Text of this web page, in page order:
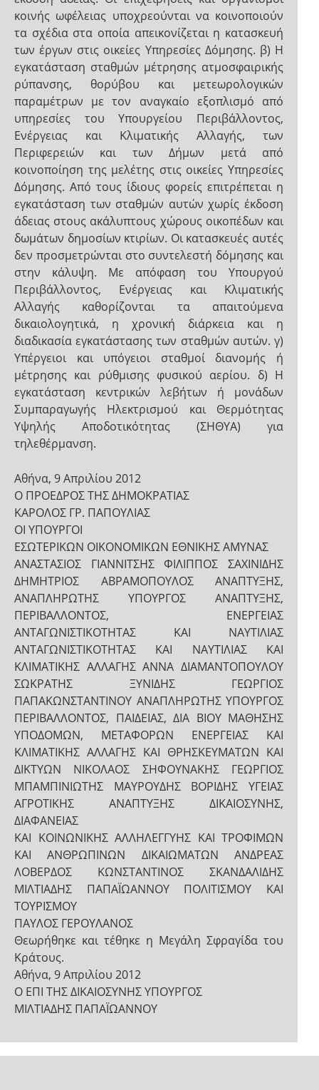
κοινής ωφέλειας υποχρεούνται να κοινοποιούν
τα σχέδια στα οποία απεικονίζεται η κατασκευή
των έργων στις οικείες Υπηρεσίες Δόμησης. β) Η
εγκατάσταση σταθμών μέτρησης ατμοσφαιρικής
ρύπανσης, θορύβου και μετεωρολογικών
παραμέτρων με τον αναγκαίο εξοπλισμό από
υπηρεσίες του Υπουργείου Περιβάλλοντος,
Ενέργειας και Κλιματικής Αλλαγής, των
Περιφερειών και των Δήμων μετά από
κοινοποίηση της μελέτης στις οικείες Υπηρεσίες
Δόμησης. Από τους ίδιους φορείς επιτρέπεται η
εγκατάσταση των σταθμών αυτών χωρίς έκδοση
άδειας στους ακάλυπτους χώρους οικοπέδων και
δωμάτων δημοσίων κτιρίων. Οι κατασκευές αυτές
δεν προσμετρώνται στο συντελεστή δόμησης και
στην κάλυψη. Με απόφαση του Υπουργού
Περιβάλλοντος, Ενέργειας και Κλιματικής
Αλλαγής καθορίζονται τα απαιτούμενα
δικαιολογητικά, η χρονική διάρκεια και η
διαδικασία εγκατάστασης των σταθμών αυτών. γ)
Υπέργειοι και υπόγειοι σταθμοί διανομής ή
μέτρησης και ρύθμισης φυσικού αερίου. δ) Η
εγκατάσταση κεντρικών λεβήτων ή μονάδων
Συμπαραγωγής Ηλεκτρισμού και Θερμότητας
Υψηλής Αποδοτικότητας (ΣΗΘΥΑ) για
τηλεθέρμανση.
Αθήνα, 9 Απριλίου 2012
Ο ΠΡΟΕΔΡΟΣ ΤΗΣ ΔΗΜΟΚΡΑΤΙΑΣ
ΚΑΡΟΛΟΣ ΓΡ. ΠΑΠΟΥΛΙΑΣ
ΟΙ ΥΠΟΥΡΓΟΙ
ΕΣΩΤΕΡΙΚΩΝ ΟΙΚΟΝΟΜΙΚΩΝ ΕΘΝΙΚΗΣ ΑΜΥΝΑΣ
ΑΝΑΣΤΑΣΙΟΣ ΓΙΑΝΝΙΤΣΗΣ ΦΙΛΙΠΠΟΣ ΣΑΧΙΝΙΔΗΣ
ΔΗΜΗΤΡΙΟΣ ΑΒΡΑΜΟΠΟΥΛΟΣ ΑΝΑΠΤΥΞΗΣ,
ΑΝΑΠΛΗΡΩΤΗΣ ΥΠΟΥΡΓΟΣ ΑΝΑΠΤΥΞΗΣ,
ΠΕΡΙΒΑΛΛΟΝΤΟΣ, ΕΝΕΡΓΕΙΑΣ
ΑΝΤΑΓΩΝΙΣΤΙΚΟΤΗΤΑΣ ΚΑΙ ΝΑΥΤΙΛΙΑΣ
ΑΝΤΑΓΩΝΙΣΤΙΚΟΤΗΤΑΣ ΚΑΙ ΝΑΥΤΙΛΙΑΣ ΚΑΙ
ΚΛΙΜΑΤΙΚΗΣ ΑΛΛΑΓΗΣ ΑΝΝΑ ΔΙΑΜΑΝΤΟΠΟΥΛΟΥ
ΣΩΚΡΑΤΗΣ ΞΥΝΙΔΗΣ ΓΕΩΡΓΙΟΣ
ΠΑΠΑΚΩΝΣΤΑΝΤΙΝΟΥ ΑΝΑΠΛΗΡΩΤΗΣ ΥΠΟΥΡΓΟΣ
ΠΕΡΙΒΑΛΛΟΝΤΟΣ, ΠΑΙΔΕΙΑΣ, ΔΙΑ ΒΙΟΥ ΜΑΘΗΣΗΣ
ΥΠΟΔΟΜΩΝ, ΜΕΤΑΦΟΡΩΝ ΕΝΕΡΓΕΙΑΣ ΚΑΙ
ΚΛΙΜΑΤΙΚΗΣ ΑΛΛΑΓΗΣ ΚΑΙ ΘΡΗΣΚΕΥΜΑΤΩΝ ΚΑΙ
ΔΙΚΤΥΩΝ ΝΙΚΟΛΑΟΣ ΣΗΦΟΥΝΑΚΗΣ ΓΕΩΡΓΙΟΣ
ΜΠΑΜΠΙΝΙΩΤΗΣ ΜΑΥΡΟΥΔΗΣ ΒΟΡΙΔΗΣ ΥΓΕΙΑΣ
ΑΓΡΟΤΙΚΗΣ ΑΝΑΠΤΥΞΗΣ ΔΙΚΑΙΟΣΥΝΗΣ,
ΔΙΑΦΑΝΕΙΑΣ
ΚΑΙ ΚΟΙΝΩΝΙΚΗΣ ΑΛΛΗΛΕΓΓΥΗΣ ΚΑΙ ΤΡΟΦΙΜΩΝ
ΚΑΙ ΑΝΘΡΩΠΙΝΩΝ ΔΙΚΑΙΩΜΑΤΩΝ ΑΝΔΡΕΑΣ
ΛΟΒΕΡΔΟΣ ΚΩΝΣΤΑΝΤΙΝΟΣ ΣΚΑΝΔΑΛΙΔΗΣ
ΜΙΛΤΙΑΔΗΣ ΠΑΠΑΪΩΑΝΝΟΥ ΠΟΛΙΤΙΣΜΟΥ ΚΑΙ
ΤΟΥΡΙΣΜΟΥ
ΠΑΥΛΟΣ ΓΕΡΟΥΛΑΝΟΣ
Θεωρήθηκε και τέθηκε η Μεγάλη Σφραγίδα του
Κράτους.
Αθήνα, 9 Απριλίου 2012
Ο ΕΠΙ ΤΗΣ ΔΙΚΑΙΟΣΥΝΗΣ ΥΠΟΥΡΓΟΣ
ΜΙΛΤΙΑΔΗΣ ΠΑΠΑΪΩΑΝΝΟΥ